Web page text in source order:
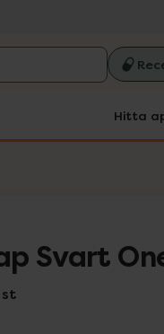
Hitta
Svart
st